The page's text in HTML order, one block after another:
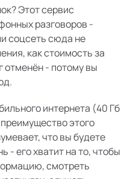
Этот сервис
разговоров -
соцсеть сюда не
как стоимость за
отменён - потому вы
интернета (40 Гб
этого
что вы будете
- его хватит на то, чтобы
смотреть